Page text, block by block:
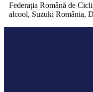
Federația Română de
alcool, Suzuki România,